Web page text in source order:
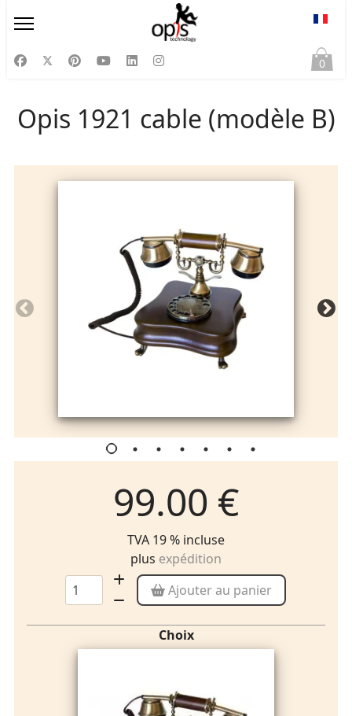
0
Opis 1921 cable (modèle B)
99.00 €
TVA 19 % incluse
plus expédition
Ajouter au panier
Choix